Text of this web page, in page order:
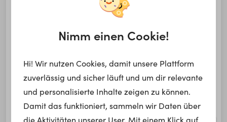
Ich bin
und
Nimm einen Cookie!
Hi! Wir nutzen Cookies, damit unsere Plattform
zuverlässig und sicher läuft und um dir relevante
und personalisierte Inhalte zeigen zu können.
Damit das funktioniert, sammeln wir Daten über
die Aktivitäten unserer User. Mit einem Klick auf